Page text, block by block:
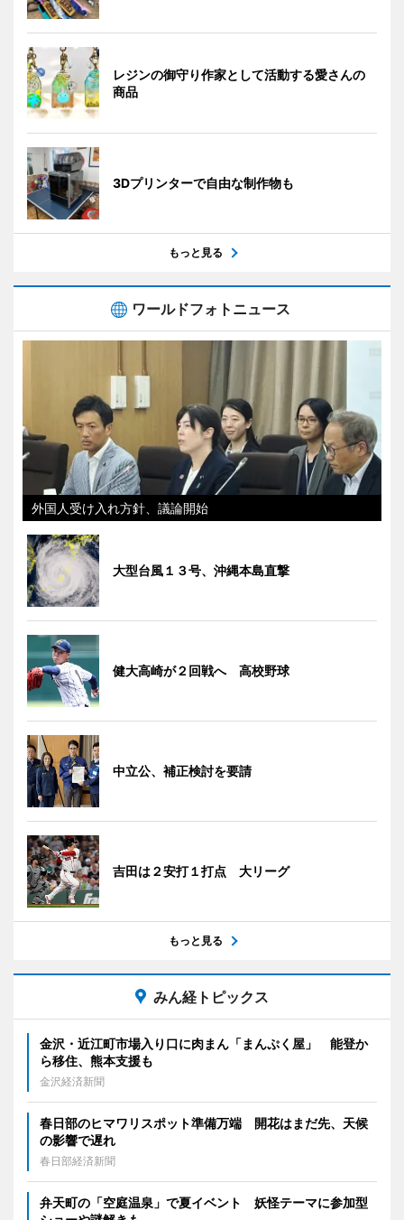
レジンの御守り作家として活動する愛さんの
商品
3Dプリンターで自由な制作物も
もっと見る
ワールドフォトニュース
外国人受け入れ方針、議論開始
大型台風１３号、沖縄本島直撃
健大高崎が２回戦へ 高校野球
中立公、補正検討を要請
吉田は２安打１打点 大リーグ
もっと見る
みん経トピックス
金沢・近江町市場入り口に肉まん「まんぷく屋」 能登か
ら移住、熊本支援も
金沢経済新聞
春日部のヒマワリスポット準備万端 開花はまだ先、天候
の影響で遅れ
春日部経済新聞
弁天町の「空庭温泉」で夏イベント 妖怪テーマに参加型